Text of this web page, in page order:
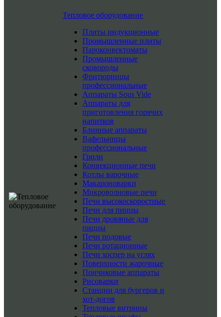
Тепловое оборудование
Плиты индукционные
Промышленные плиты
Пароконвектоматы
Промышленные
сковороды
Фритюрницы
профессиональные
Аппараты Sous Vide
Аппараты для
приготовления горячих
напитков
Блинные аппараты
Вафельницы
профессиональные
Грили
Конвекционные печи
Котлы варочные
Макароноварки
Микроволновые печи
Печи высокоскоростные
Печи для пиццы
Печи дровяные для
пиццы
Печи подовые
Печи ротационные
Печи хоспер на углях
Поверхности жарочные
Пончиковые аппараты
Рисоварки
Станции для бургеров и
хот-догов
Тепловые витрины